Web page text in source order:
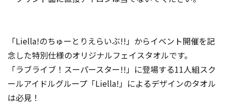
「Liella!のちゅーとりえらいぶ!!」からイベント開催を記
念した特別仕様のオリジナルフェイスタオルです。
「ラブライブ！スーパースター!!」に登場する11人組スク
ールアイドルグループ「Liella!」によるデザインのタオル
は必見！